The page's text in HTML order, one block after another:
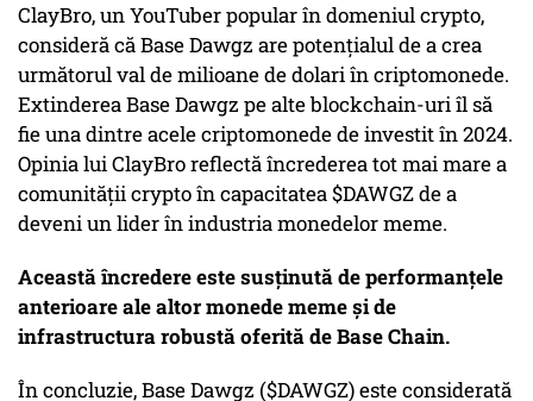
ClayBro, un YouTuber popular în domeniul crypto,
consideră că Base Dawgz are potențialul de a crea
următorul val de milioane de dolari în criptomonede.
Extinderea Base Dawgz pe alte blockchain-uri îl să
fie una dintre acele criptomonede de investit în 2024.
Opinia lui ClayBro reflectă încrederea tot mai mare a
comunității crypto în capacitatea $DAWGZ de a
deveni un lider în industria monedelor meme.
Această încredere este susținută de performanțele
anterioare ale altor monede meme și de
infrastructura robustă oferită de Base Chain.
În concluzie, Base Dawgz ($DAWGZ) este considerată